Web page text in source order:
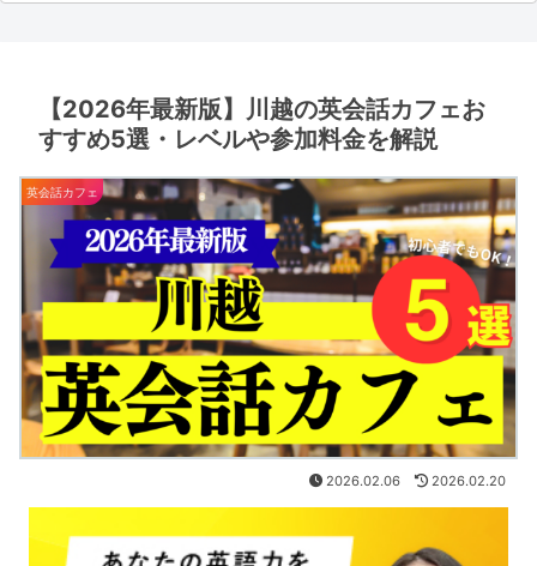
【2026年最新版】川越の英会話カフェお
すすめ5選・レベルや参加料金を解説
英会話カフェ
2026.02.06 2026.02.20